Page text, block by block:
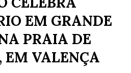
EM GRANDE
PRAIA DE
VALENÇA